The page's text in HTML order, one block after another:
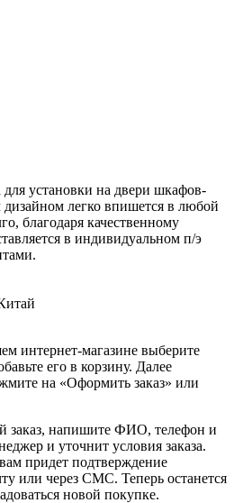
для установки на двери шкафов-
легко впишется в любой
благодаря качественному
в индивидуальном п/э
интернет-магазине выберите
его в корзину. Далее
на «Оформить заказ» или
заказ, напишите ФИО, телефон и
и уточнит условия заказа.
придет подтверждение
или через СМС. Теперь останется
новой покупке.